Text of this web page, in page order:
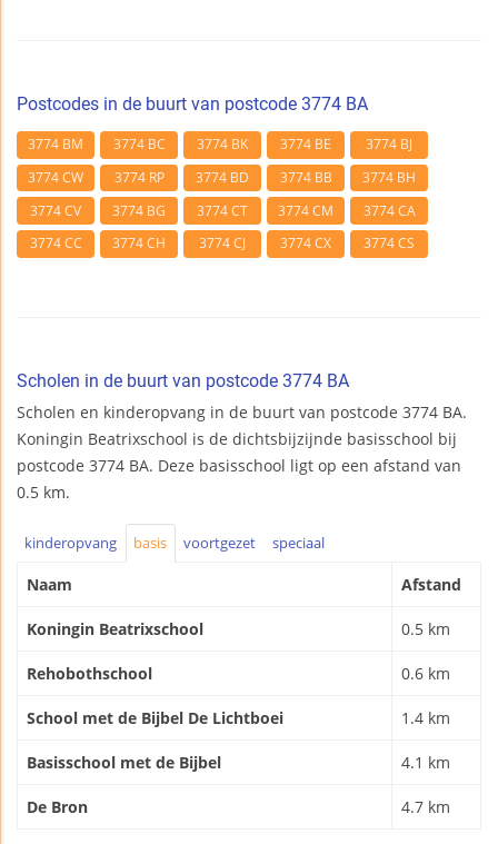
Postcodes in de buurt van postcode 3774 BA
3774 BM 3774 BC 3774 BK 3774 BE
3774 BJ
3774 CW
3774 RP 3774 BD 3774 BB
3774 BH
3774 CV
3774 BG 3774 CT 3774 CM
3774 CA
3774 CC
3774 CH 3774 CJ 3774 CX 3774 CS
Scholen in de buurt van postcode 3774 BA
Scholen en kinderopvang in de buurt van postcode 3774 BA.
Koningin Beatrixschool is de dichtsbijzijnde basisschool bij
postcode 3774 BA. Deze basisschool ligt op een afstand van
0.5 km.
kinderopvang basis voortgezet speciaal
Naam Afstand
Koningin Beatrixschool 0.5 km
Rehobothschool 0.6 km
School met de Bijbel De Lichtboei 1.4 km
Basisschool met de Bijbel 4.1 km
De Bron 4.7 km